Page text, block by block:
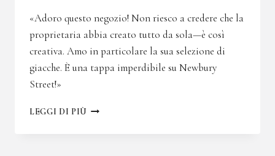
«Adoro questo negozio! Non riesco a credere che la
proprietaria abbia creato tutto da sola—è così
creativa. Amo in particolare la sua selezione di
giacche. È una tappa imperdibile su Newbury
Street!»
LEGGI DI PIÙ VIENNE